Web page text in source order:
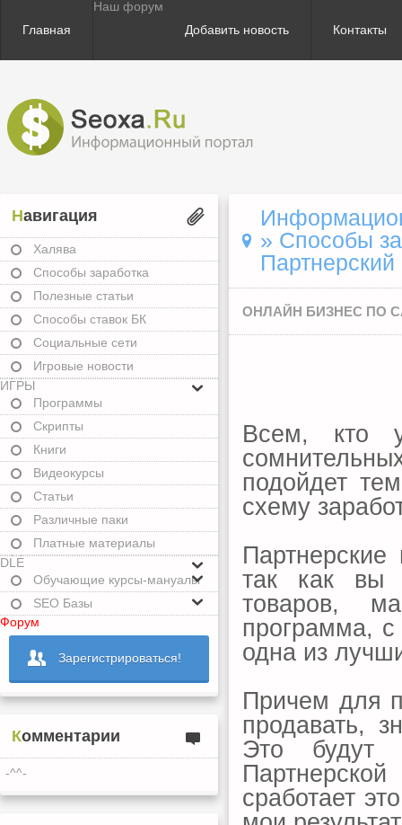
Главная
Наш форум
Добавить новость
Контакты
Навигация
Халява
Способы заработка
Полезные статьи
Способы ставок БК
Социальные сети
Игровые новости
ИГРЫ
Программы
Скрипты
Книги
Видеокурсы
Статьи
Различные паки
Платные материалы
DLE
Обучающие курсы-мануалы
SEO Базы
Форум
Зарегистрироваться!
Комментарии
-^^-
» Способы
ОНЛАЙН БИЗНЕС ПО
Всем, кто
подойдет
схему
так как вы
товаров,
программа,
одна из
Причем для
продавать,
Это будут
сработает